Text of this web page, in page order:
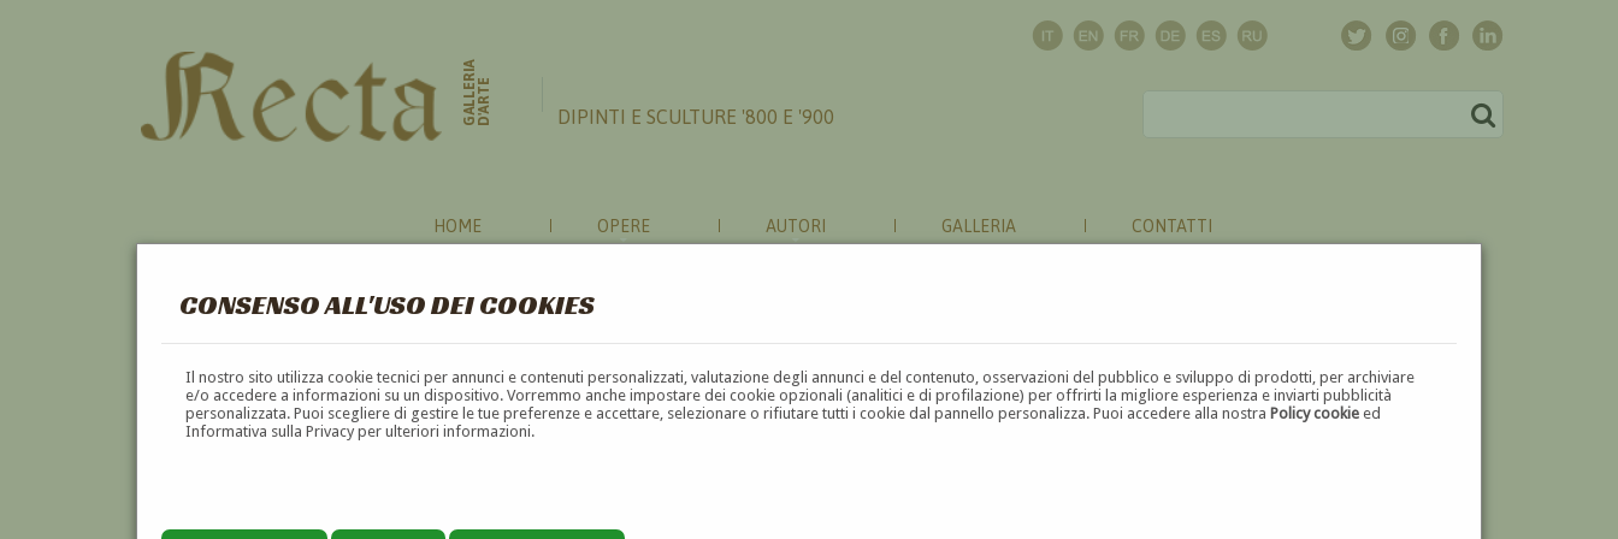
CONSENSO ALL'USO DEI COOKIES
Il nostro sito utilizza cookie tecnici per annunci e contenuti personalizzati, valutazione degli annunci e del contenuto, osservazioni del pubblico e sviluppo di prodotti, per archiviare
e/o accedere a informazioni su un dispositivo. Vorremmo anche impostare dei cookie opzionali (analitici e di profilazione) per offrirti la migliore esperienza e inviarti pubblicità
personalizzata. Puoi scegliere di gestire le tue preferenze e accettare, selezionare o rifiutare tutti i cookie dal pannello personalizza. Puoi accedere alla nostraPolicy cookie ed
Informativa sulla Privacy per ulteriori informazioni.
GALLERIAD'ARTE DIPINTI E SCULTURE '800 E '900
HOME OPERE AUTORI GALLERIA CONTATTI
BRINDISI
A B C D E F G H I J K L M N O P Q R S T U V W X Y Z ⬅